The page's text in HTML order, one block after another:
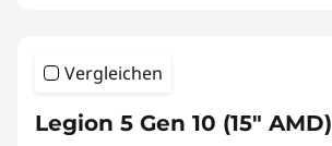
Vergleichen
Legion 5 Gen 10 (15" AMD)